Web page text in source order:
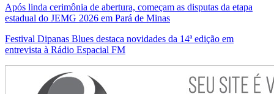
Após linda cerimônia de abertura, começam as disputas da etapa
estadual do JEMG 2026 em Pará de Minas
Festival Dipanas Blues destaca novidades da 14ª edição em
entrevista à Rádio Espacial FM